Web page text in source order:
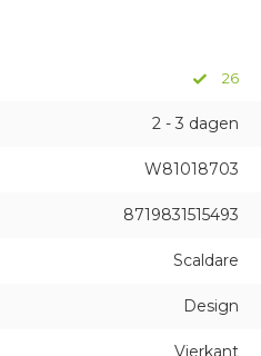
26
2 - 3 dagen
W81018703
8719831515493
Scaldare
Design
Vierkant